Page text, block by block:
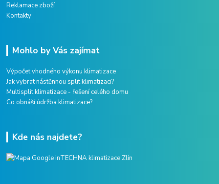
Reklamace zboží
Kontakty
Mohlo by Vás zajímat
Výpočet vhodného výkonu klimatizace
Jak vybrat nástěnnou split klimatizaci?
Multisplit klimatizace - řešení celého domu
Co obnáší údržba klimatizace?
Kde nás najdete?